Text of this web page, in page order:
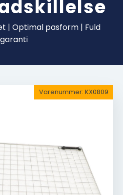
| Optimal pasform | Fuld
garanti
Varenummer: KX0809